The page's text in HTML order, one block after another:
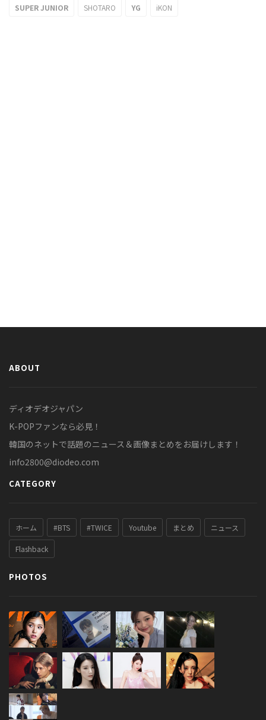
SUPER JUNIOR SHOTARO YG iKON
ABOUT
ディオデオジャパン
K-POPファンなら必見！
韓国のネットで話題のニュース＆画像まとめをお届けします！
info2800@diodeo.com
CATEGORY
ホーム #BTS #TWICE Youtube まとめ ニュース
Flashback
PHOTOS